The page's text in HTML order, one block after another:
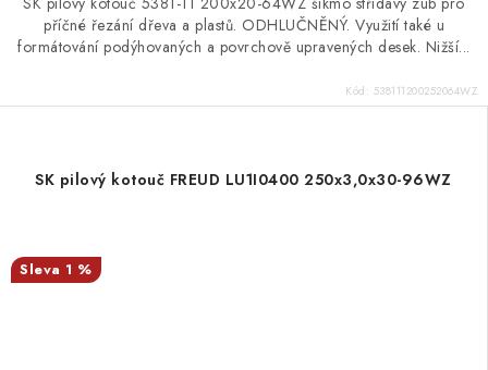
příčné řezání dřeva a plastů. ODHLUČNĚNÝ. Využití také u
formátování podýhovaných a povrchově upravených desek. Nižší...
Kód: 538111200252064WZ
SK pilový kotouč FREUD LU1I0400 250x3,0x30-96WZ
1 %